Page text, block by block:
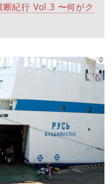
紀行 Vol.3 〜何がク